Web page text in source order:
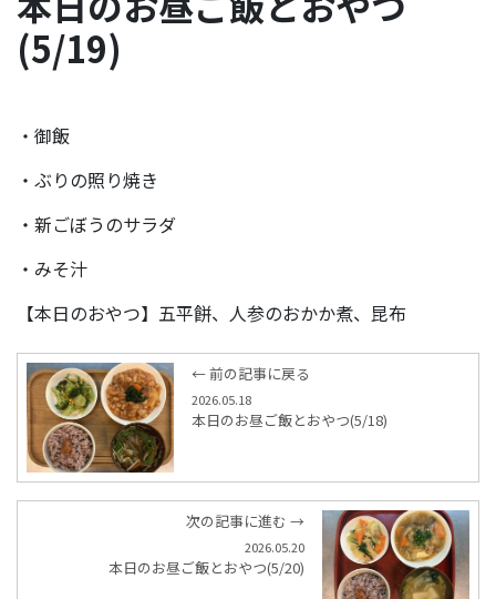
(5/19)
・御飯
・ぶりの照り焼き
・新ごぼうのサラダ
・みそ汁
【本日のおやつ】五平餅、人参のおかか煮、昆布
← 前の記事に戻る
2026.05.18
本日のお昼ご飯とおやつ(5/18)
次の記事に進む →
2026.05.20
本日のお昼ご飯とおやつ(5/20)